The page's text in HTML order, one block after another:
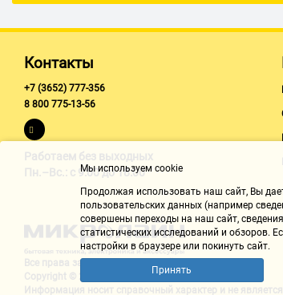
Контакты
+7 (3652) 777-356
8 800 775-13-56
Работаем без выходных
Пн.–Вс.: с 9:00 до 18:00
Все права защищены "Микролайн"
Copyright © 2002-2026
Информация носит справочный характер и не является
Мы используем cookie
Продолжая использовать наш cайт, Вы
пользовательских данных (например
совершены переходы на наш сайт,
статистических исследований и обзоров.
настройки в браузере или покинуть сайт.
Принять